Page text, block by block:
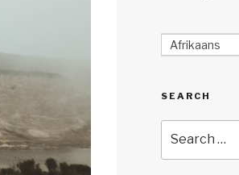
Afrikaans
SEARCH
for: